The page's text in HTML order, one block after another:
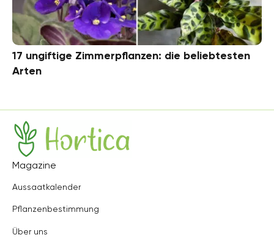
17 ungiftige Zimmerpflanzen: die beliebtesten
Arten
Hortica
Magazine
Aussaatkalender
Pflanzenbestimmung
Über uns